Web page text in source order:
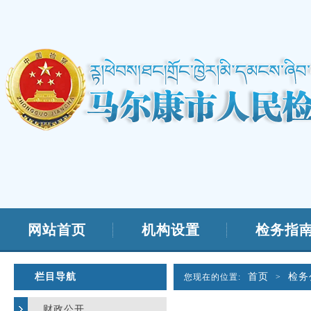
网站首页 机构设置 检务指
栏目导航 您现在的位置: 首页 > 检务